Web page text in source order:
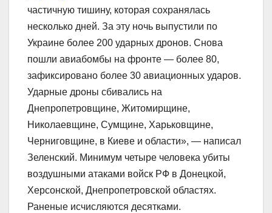
частичную тишину, которая сохранялась
несколько дней. За эту ночь выпустили по
Украине более 200 ударных дронов. Снова
пошли авиабомбы на фронте — более 80,
зафиксировано более 30 авиационных ударов.
Ударные дроны сбивались на
Днепропетровщине, Житомирщине,
Николаевщине, Сумщине, Харьковщине,
Черниговщине, в Киеве и области», — написал
Зеленский. Минимум четыре человека убиты
воздушными атаками войск РФ в Донецкой,
Херсонской, Днепропетровской областях.
Раненые исчисляются десятками.